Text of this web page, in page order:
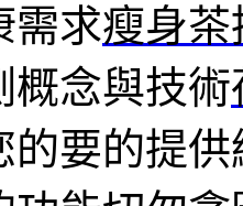
需求瘦身茶
概念與技術
的要的提供